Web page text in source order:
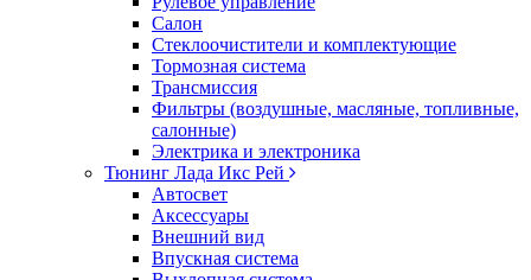
Салон
Стеклоочистители и комплектующие
Тормозная система
Трансмиссия
Фильтры (воздушные, масляные, топливные,
салонные)
Электрика и электроника
Тюнинг Лада Икс Рей
Автосвет
Аксессуары
Внешний вид
Впускная система